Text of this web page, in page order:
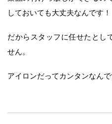
しておいても大丈夫なんです！
だからスタッフに任せたとし
せん。
アイロンだってカンタンなん